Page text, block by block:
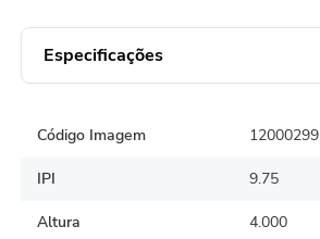
Especificações
Código Imagem 12000299
IPI 9.75
Altura 4.000